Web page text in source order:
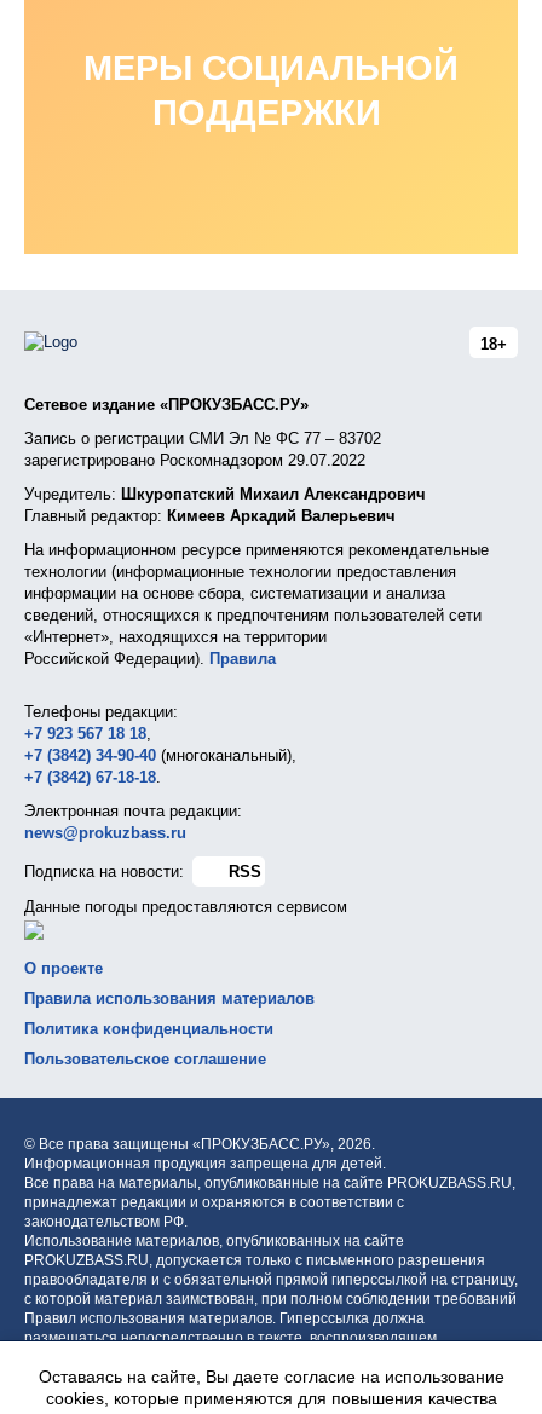
МЕРЫ СОЦИАЛЬНОЙ
ПОДДЕРЖКИ
18+
Сетевое издание «ПРОКУЗБАСС.РУ»
Запись о регистрации СМИ Эл № ФС 77 – 83702
зарегистрировано Роскомнадзором 29.07.2022
Учредитель: Шкуропатский Михаил Александрович
Главный редактор: Кимеев Аркадий Валерьевич
На информационном ресурсе применяются рекомендательные
технологии (информационные технологии предоставления
информации на основе сбора, систематизации и анализа
сведений, относящихся к предпочтениям пользователей сети
«Интернет», находящихся на территории
Российской Федерации). Правила
Телефоны редакции:
+7 923 567 18 18,
+7 (3842) 34-90-40 (многоканальный),
+7 (3842) 67-18-18.
Электронная почта редакции:
news@prokuzbass.ru
Подписка на новости:
RSS
Данные погоды предоставляются сервисом
О проекте
Правила использования материалов
Политика конфиденциальности
Пользовательское соглашение
© Все права защищены «ПРОКУЗБАСС.РУ», 2026.
Информационная продукция запрещена для детей.
Все права на материалы, опубликованные на сайте PROKUZBASS.RU,
принадлежат редакции и охраняются в соответствии с
законодательством РФ.
Использование материалов, опубликованных на сайте
PROKUZBASS.RU, допускается только с письменного разрешения
правообладателя и с обязательной прямой гиперссылкой на страницу,
с которой материал заимствован, при полном соблюдении требований
Правил использования материалов. Гиперссылка должна
размещаться непосредственно в тексте, воспроизводящем
блока.
Оставаясь на сайте, Вы даете согласие на использование
cookies, которые применяются для повышения качества